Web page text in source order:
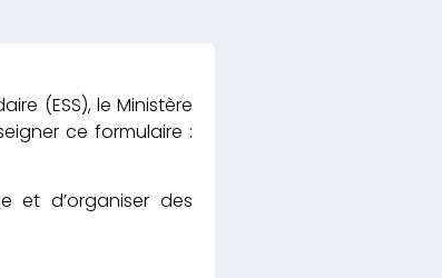
(ESS), le Ministère
ce formulaire :
et d’organiser des